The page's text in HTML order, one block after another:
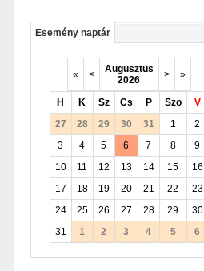
Esemény naptár
« <
Augusztus
2026
> »
H K Sz Cs P Szo
V
27
28 29 30 31 1
2
3
4 5 6 7 8
9
10
11 12 13 14 15
16
17
18 19 20 21 22
23
24
25 26 27 28 29
30
31
1 2 3 4 5 6